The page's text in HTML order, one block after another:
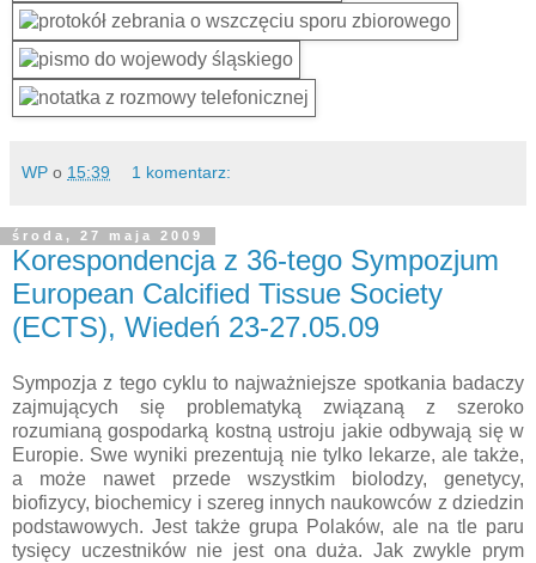
WP o 15:39 1 komentarz:
środa, 27 maja 2009
Korespondencja z 36-tego Sympozjum
European Calcified Tissue Society
(ECTS), Wiedeń 23-27.05.09
Sympozja z tego cyklu to najważniejsze spotkania badaczy
zajmujących się problematyką związaną z szeroko
rozumianą gospodarką kostną ustroju jakie odbywają się w
Europie. Swe wyniki prezentują nie tylko lekarze, ale także,
a może nawet przede wszystkim biolodzy, genetycy,
biofizycy, biochemicy i szereg innych naukowców z dziedzin
podstawowych. Jest także grupa Polaków, ale na tle paru
tysięcy uczestników nie jest ona duża. Jak zwykle prym